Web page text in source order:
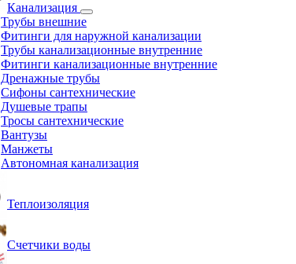
Канализация
Трубы внешние
Фитинги для наружной канализации
Трубы канализационные внутренние
Фитинги канализационные внутренние
Дренажные трубы
Сифоны сантехнические
Душевые трапы
Тросы сантехнические
Вантузы
Манжеты
Автономная канализация
Теплоизоляция
Счетчики воды